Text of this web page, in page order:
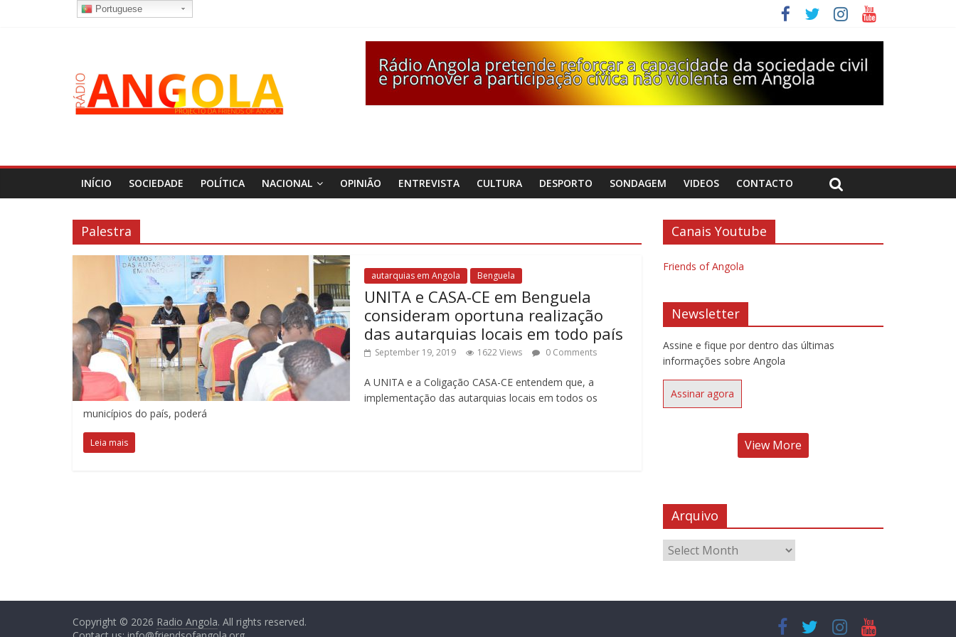
INÍCIO SOCIEDADE POLÍTICA NACIONAL OPINIÃO ENTREVISTA CULTURA DESPORTO SONDAGEM VIDEOS CONTACTO
Palestra
autarquias em Angola Benguela
UNITA e CASA-CE em Benguela
consideram oportuna realização
das autarquias locais em todo país
September 19, 2019 1622 Views 0 Comments
A UNITA e a Coligação CASA-CE entendem que, a
implementação das autarquias locais em todos os
municípios do país, poderá
Leia mais
Canais Youtube
Friends of Angola
Newsletter
Assine e fique por dentro das últimas
informações sobre Angola
Assinar agora
View More
Arquivo
Copyright © 2026 Radio Angola. All rights reserved.
Portuguese